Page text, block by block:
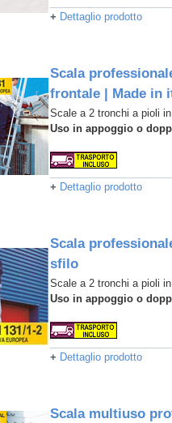
+ Dettaglio prodotto
Scala
frontale | Made in
Scale a 2 tronchi a pioli
Uso in appoggio o
+ Dettaglio prodotto
Scala
sfilo
Scale a 2 tronchi a pioli
Uso in appoggio o
+ Dettaglio prodotto
Scala multiuso